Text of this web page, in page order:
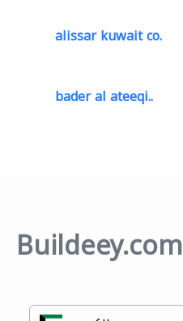
alissar kuwait co.
bader al ateeqi..
Buildeey.com